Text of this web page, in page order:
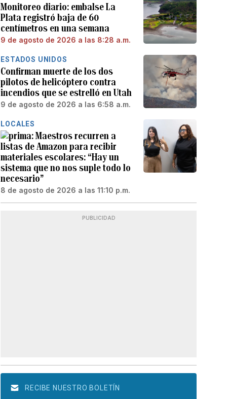
Monitoreo diario: embalse La
Plata registró baja de 60
centímetros en una semana
9 de agosto de 2026 a las 8:28 a.m.
ESTADOS UNIDOS
Confirman muerte de los dos
pilotos de helicóptero contra
incendios que se estrelló en Utah
9 de agosto de 2026 a las 6:58 a.m.
LOCALES
Maestros recurren a
listas de Amazon para recibir
materiales escolares: “Hay un
sistema que no nos suple todo lo
necesario”
8 de agosto de 2026 a las 11:10 p.m.
PUBLICIDAD
RECIBE NUESTRO BOLETÍN